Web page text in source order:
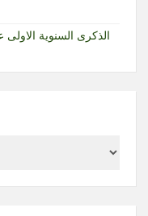
الذكرى السنوية